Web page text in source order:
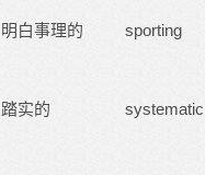
明白事理的 sporting
踏实的 systematic